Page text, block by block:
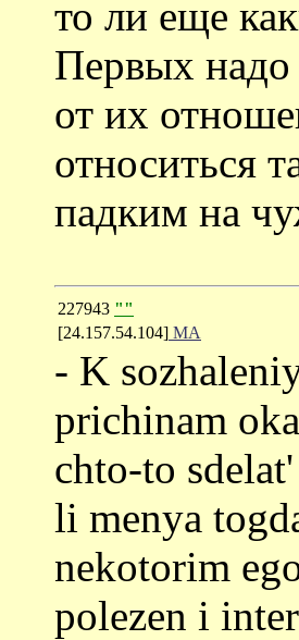
то ли еще
Первых надо
от их
относиться
падким на
227943 ""
[24.157.54.104] MA
- K
prichinam
chto-to
li menya
nekotorim
polezen i